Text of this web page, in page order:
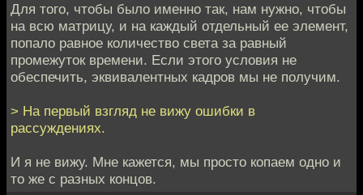
Для того, чтобы было именно так, нам нужно, чтобы
на всю матрицу, и на каждый отдельный ее элемент,
попало равное количество света за равный
промежуток времени. Если этого условия не
обеспечить, эквивалентных кадров мы не получим.
> На первый взгляд не вижу ошибки в
рассуждениях.
И я не вижу. Мне кажется, мы просто копаем одно и
то же с разных концов.